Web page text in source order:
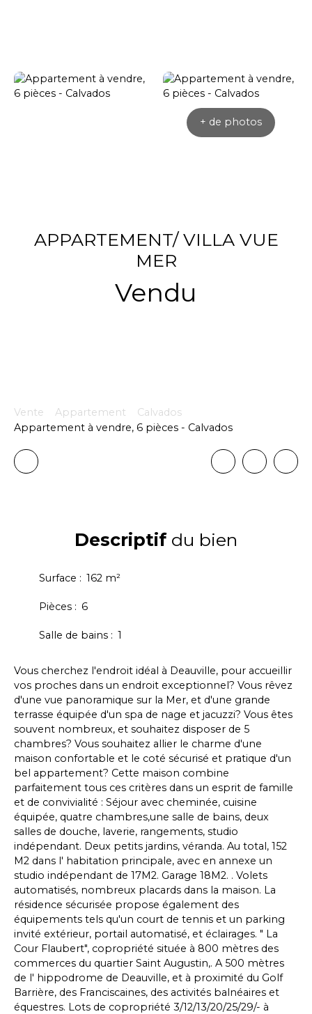
+ de photos
APPARTEMENT/ VILLA VUE
MER
Vendu
Vente Appartement
Calvados
Appartement à vendre, 6 pièces - Calvados
Descriptifdu bien
Surface : 162 m²
Pièces : 6
Salle de bains : 1
Vous cherchez l'endroit idéal à Deauville, pour accueillir
vos proches dans un endroit exceptionnel? Vous rêvez
d'une vue panoramique sur la Mer, et d'une grande
terrasse équipée d'un spa de nage et jacuzzi? Vous êtes
souvent nombreux, et souhaitez disposer de 5
chambres? Vous souhaitez allier le charme d'une
maison confortable et le coté sécurisé et pratique d'un
bel appartement? Cette maison combine
parfaitement tous ces critères dans un esprit de famille
et de convivialité : Séjour avec cheminée, cuisine
équipée, quatre chambres,une salle de bains, deux
salles de douche, laverie, rangements, studio
indépendant. Deux petits jardins, véranda. Au total, 152
M2 dans l' habitation principale, avec en annexe un
studio indépendant de 17M2. Garage 18M2. . Volets
automatisés, nombreux placards dans la maison. La
résidence sécurisée propose également des
équipements tels qu'un court de tennis et un parking
invité extérieur, portail automatisé, et éclairages. " La
Cour Flaubert", copropriété située à 800 mètres des
commerces du quartier Saint Augustin,. A 500 mètres
de l' hippodrome de Deauville, et à proximité du Golf
Barrière, des Franciscaines, des activités balnéaires et
équestres. Lots de copropriété 3/12/13/20/25/29/- à